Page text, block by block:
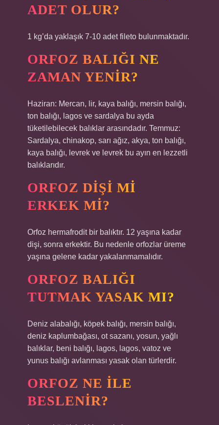
ADET OLUR?
1 kg’da yaklaşık 7-10 adet fileto bulunmaktadır.
ORFOZ BALIĞI NE
ZAMAN YENIR?
Haziran: Mercan, lir, kaya balığı, mersin balığı,
ton balığı, lagos ve sardalya bu ayda
tüketilebilecek balıklar arasındadır. Temmuz:
Sardalya, chinakop, sarı ağız, akya, ton balığı,
kaya balığı, levrek ve levrek bu ayın en lezzetli
balıklarıdır.
ORFOZ DIŞI MI
ERKEK MI?
Orfoz hermafrodit bir balıktır. 12 yaşına kadar
dişi, sonra erkektir. Bu nedenle orfozlar üreme
yaşına gelene kadar yakalanmamalıdır.
ORFOZ BALIĞI
TUTMAK YASAK MI?
Deniz alabalığı, köpek balığı, mersin balığı,
deniz kaplumbağası, ot sazanı, yosun, yağlı
balıklar, beni balığı, lagos, lagos, vatoz ve
yunus balığı avlanması yasak olan türlerdir.
ORFOZ NE ILE
BESLENIR?